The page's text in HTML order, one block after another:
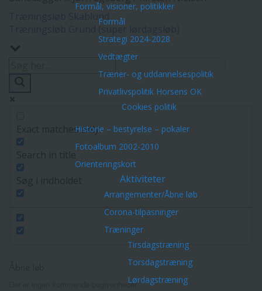
Formål, visioner, politikker
Formål
Strategi 2024-2028
Vedtægter
Træner- og uddannelsespolitik
Privatlivspolitik Horsens OK
Cookies politik
Historie – bestyrelse – pokaler
Fotoalbum 2002-2010
Orienteringskort
Aktiviteter
Arrangementer/Åbne løb
Corona-tilpasninger
Træninger
Tirsdagstræning
Torsdagstræning
Lørdagstræning
Indlægsnavigation
Træningsløb Skablund
Exact matches only
Der er ingen kommende begivenheder.